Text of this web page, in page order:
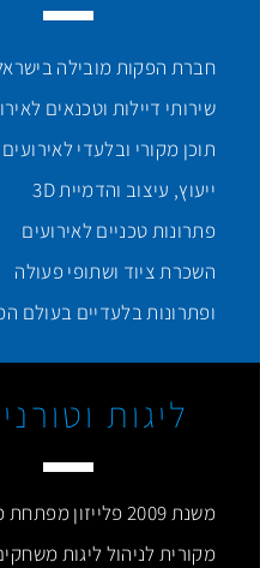
חברת הפקות מובילה
שירותי דיילות וטכנאים
תוכן מקורי ובלעדי לאירועים
ייעוץ, עיצוב והדמיית 3D
פתרונות טכניים לאירועים
השכרת ציוד ושתופי פעולה
ופתרונות בלעדיים בעולם
ליגות
משנת 2009 פלייזון
מקורית לניהול ליגות